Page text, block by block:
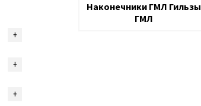
Наконечники ГМЛ Гильзы
ГМЛ